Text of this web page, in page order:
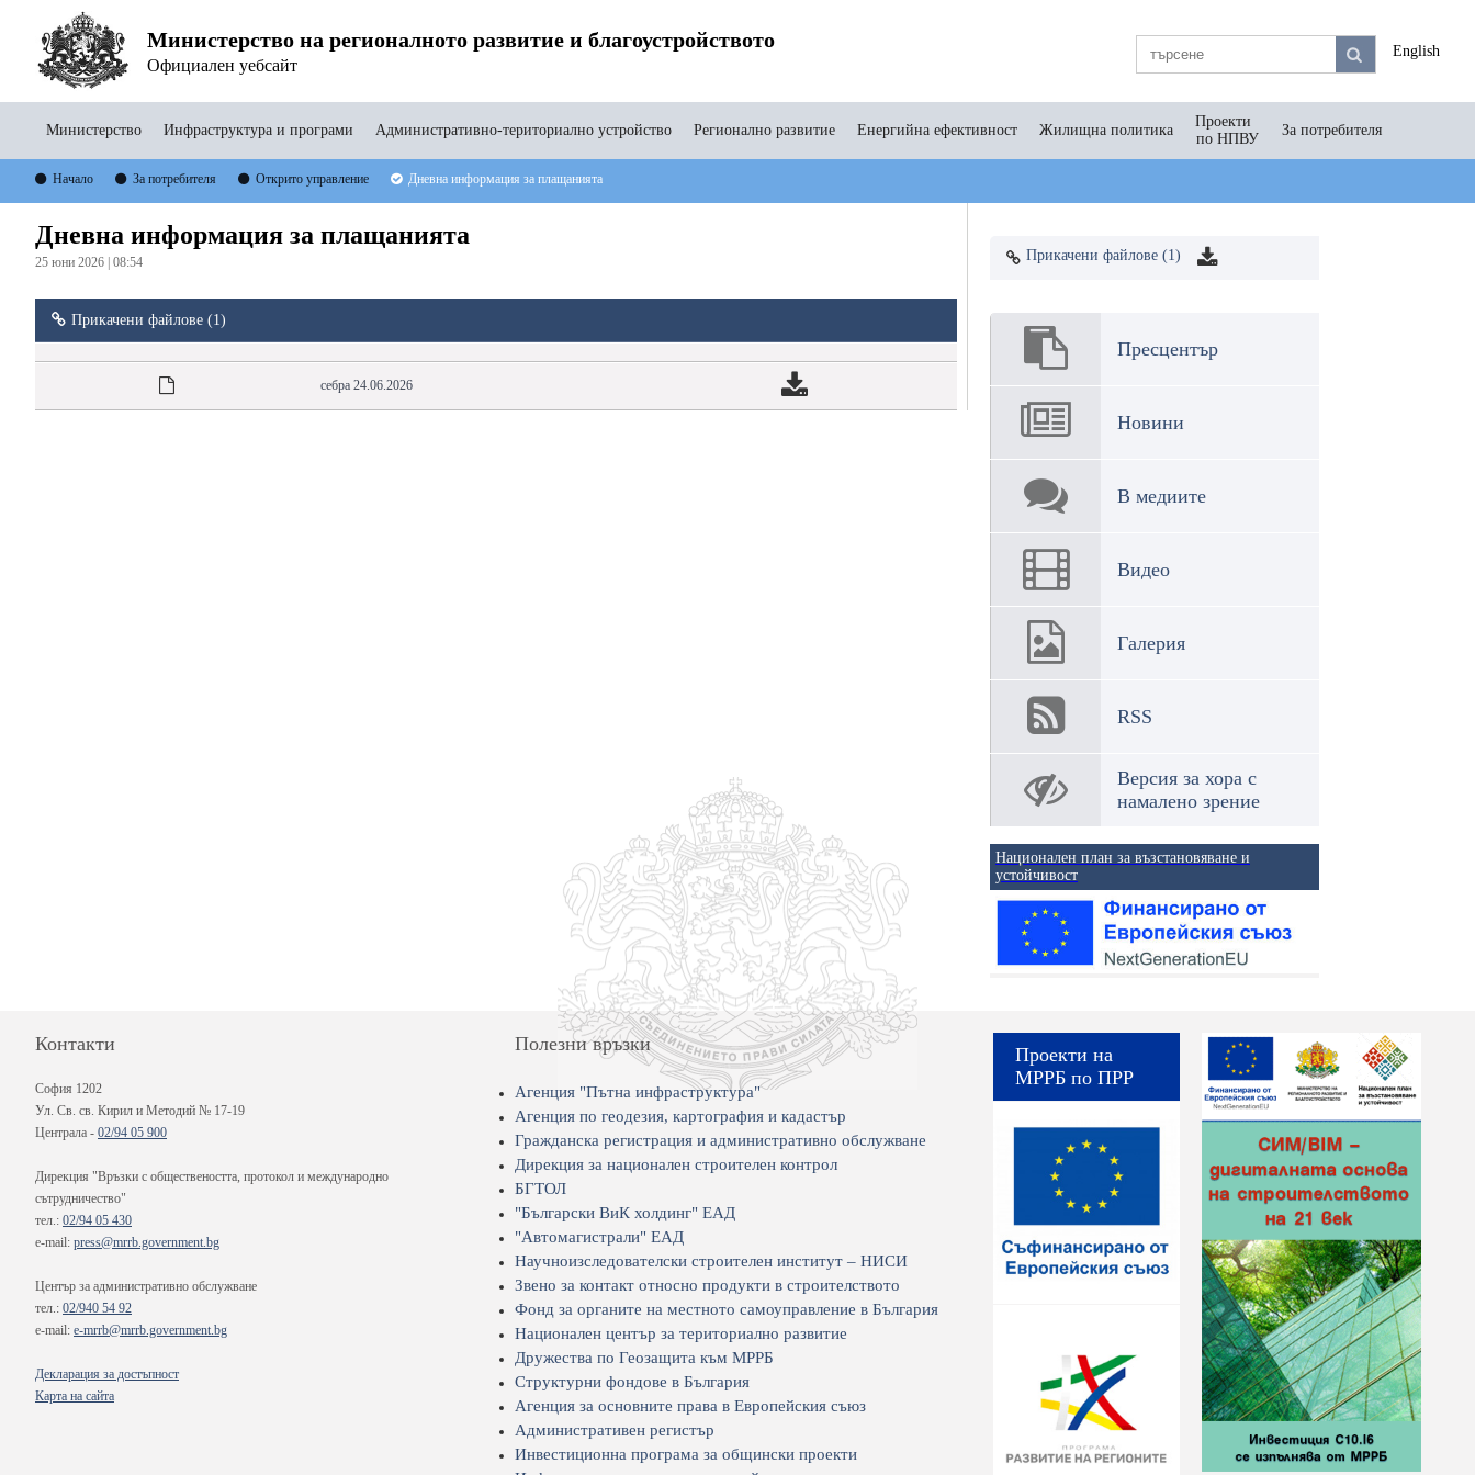
Министерство на регионалното развитие и благоустройството
Официален уебсайт
English
Министерство Инфраструктура и програми Административно-териториално устройство Регионално развитие Енергийна ефективност Жилищна политика
Проекти
по НПВУ
За потребителя
Начало За потребителя Открито управление Дневна информация за плащанията
Дневна информация за плащанията
25 юни 2026 | 08:54
Прикачени файлове (1)
себра 24.06.2026
Прикачени файлове (1)
Пресцентър
Новини
В медиите
Видео
Галерия
RSS
Версия за хора с
намалено зрение
Национален план за възстановяване и
устойчивост
Контакти
София 1202
Ул. Св. св. Кирил и Методий № 17-19
Централа - 02/94 05 900
Дирекция "Връзки с обществеността, протокол и международно
сътрудничество"
тел.: 02/94 05 430
e-mail: press@mrrb.government.bg
Център за административно обслужване
тел.: 02/940 54 92
e-mail: e-mrrb@mrrb.government.bg
Декларация за достъпност
Карта на сайта
Полезни връзки
Агенция "Пътна инфраструктура"
Агенция по геодезия, картография и кадастър
Гражданска регистрация и административно обслужване
Дирекция за национален строителен контрол
БГТОЛ
"Български ВиК холдинг" ЕАД
"Автомагистрали" ЕАД
Научноизследователски строителен институт – НИСИ
Звено за контакт относно продукти в строителството
Фонд за органите на местното самоуправление в България
Национален център за териториално развитие
Дружества по Геозащита към МРРБ
Структурни фондове в България
Агенция за основните права в Европейския съюз
Административен регистър
Инвестиционна програма за общински проекти
Проекти на
МРРБ по ПРР